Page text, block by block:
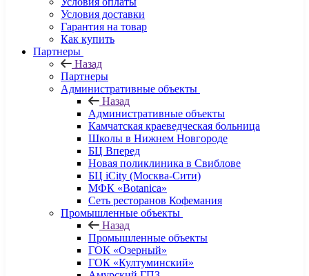
Условия доставки
Гарантия на товар
Как купить
Партнеры
Назад
Партнеры
Административные объекты
Назад
Административные объекты
Камчатская краеведческая больница
Школы в Нижнем Новгороде
БЦ Вперед
Новая поликлиника в Свиблове
БЦ iCity (Москва-Сити)
МФК «Botanica»
Сеть ресторанов Кофемания
Промышленные объекты
Назад
Промышленные объекты
ГОК «Озерный»
ГОК «Култуминский»